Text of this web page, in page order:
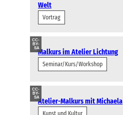
Welt
Vortrag
CC-
BY-
SAMalkurs im Atelier Lichtung
Seminar/Kurs/Workshop
CC-
BY-
SAAtelier-Malkurs mit Michaela
Kunst und Kultur